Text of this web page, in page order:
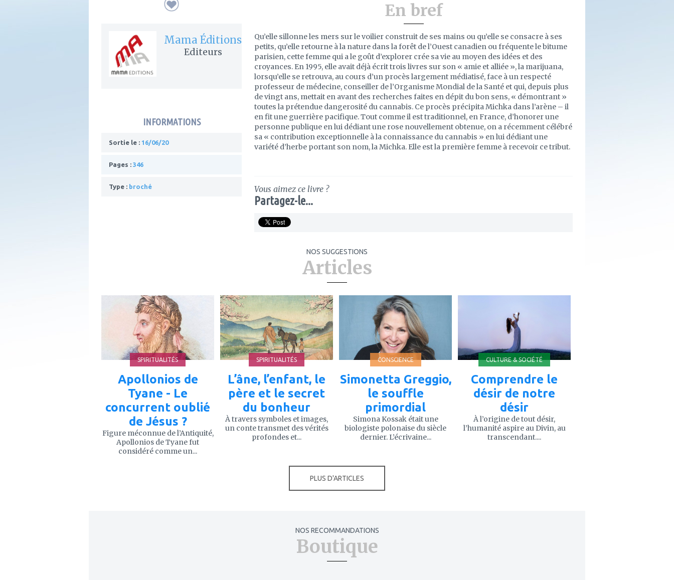
Mama Éditions
Editeurs
INFORMATIONS
Sortie le : 16/06/20
Pages : 346
Type : broché
En bref
Qu’elle sillonne les mers sur le voilier construit de ses mains ou qu’elle se consacre à ses
petits, qu’elle retourne à la nature dans la forêt de l’Ouest canadien ou fréquente le bitume
parisien, cette femme qui a le goût d’explorer crée sa vie au moyen des idées et des
croyances. En 1995, elle avait déjà écrit trois livres sur son « amie et alliée », la marijuana,
lorsqu’elle se retrouva, au cours d’un procès largement médiatisé, face à un respecté
professeur de médecine, conseiller de l’Organisme Mondial de la Santé et qui, depuis plus
de vingt ans, mettait en avant des recherches faites en dépit du bon sens, « démontrant »
toutes la prétendue dangerosité du cannabis. Ce procès précipita Michka dans l’arène – il
en fit une guerrière pacifique. Tout comme il est traditionnel, en France, d’honorer une
personne publique en lui dédiant une rose nouvellement obtenue, on a récemment célébré
sa « contribution exceptionnelle à la connaissance du cannabis » en lui dédiant une
variété d’herbe portant son nom, la Michka. Elle est la première femme à recevoir ce tribut.
Vous aimez ce livre ?
Partagez-le...
NOS SUGGESTIONS
Articles
SPIRITUALITÉS
Apollonios de
Tyane - Le
concurrent oublié
de Jésus ?
Figure méconnue de l’Antiquité,
Apollonios de Tyane fut
considéré comme un...
à
mes
favoris
SPIRITUALITÉS
L’âne, l’enfant, le
père et le secret
du bonheur
À travers symboles et images,
un conte transmet des vérités
profondes et...
favoris
CONSCIENCE
Simonetta Greggio,
le souffle
primordial
Simona Kossak était une
biologiste polonaise du siècle
dernier. L’écrivaine...
CULTURE & SOCIÉTÉ
Comprendre le
désir de notre
désir
À l’origine de tout désir,
l’humanité aspire au Divin, au
transcendant....
PLUS D'ARTICLES
NOS RECOMMANDATIONS
Boutique